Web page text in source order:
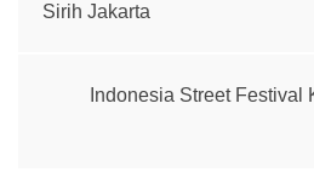
Sirih Jakarta
Indonesia Street Festival